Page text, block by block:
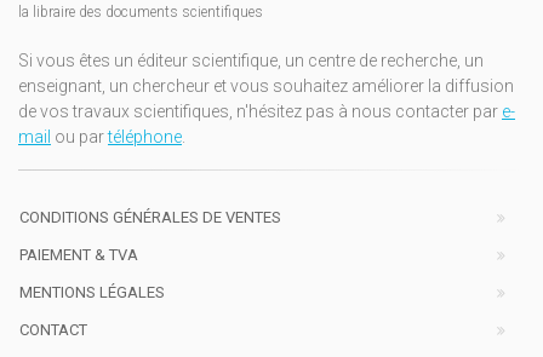
la libraire des documents scientifiques
Si vous êtes un éditeur scientifique, un centre de recherche, un
enseignant, un chercheur et vous souhaitez améliorer la diffusion
de vos travaux scientifiques, n'hésitez pas à nous contacter par e-
mail ou partéléphone.
CONDITIONS GÉNÉRALES DE VENTES
PAIEMENT & TVA
MENTIONS LÉGALES
CONTACT